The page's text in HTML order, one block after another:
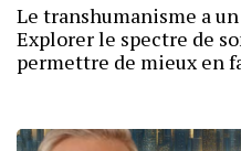
Le transhumanisme a
Explorer le spectre de
permettre de mieux en